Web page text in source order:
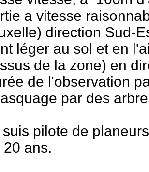
a vitesse
direction Sud-
léger au sol et en
de la zone) en
de l'observation
par des
pilote de
20 ans.